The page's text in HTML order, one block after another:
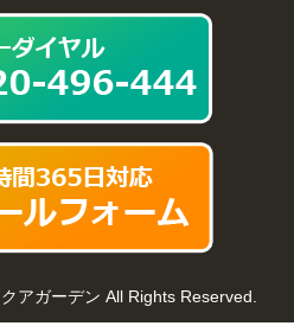
アガーデン All Rights Reserved.